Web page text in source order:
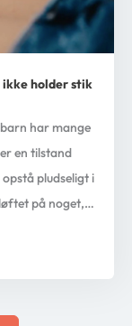
ikke holder stik
har mange
en tilstand
pludseligt i
på noget,
HOLD I